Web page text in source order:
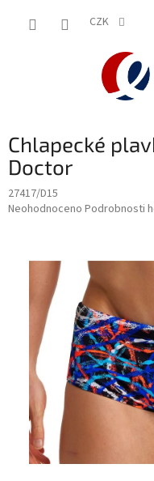
CZK
Chlapecké
Doctor
27417/D15
Průměrné
hvězdiček.
Neohodnoceno Podrobnosti
shop.etriatlon.cz -